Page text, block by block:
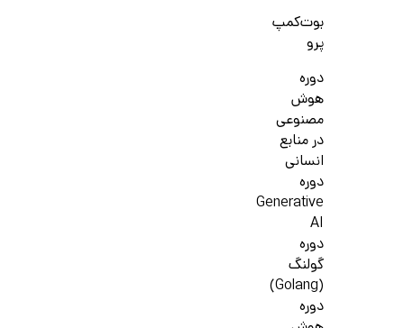
بوت‌کمپ
پرو
دوره
هوش
مصنوعی
در منابع
انسانی
دوره
Generative
AI
دوره
گولنگ
(Golang)
دوره